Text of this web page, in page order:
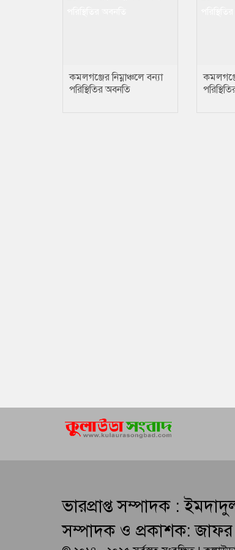
কমলগঞ্জের নিম্নাঞ্চলে বন্যা
পরিস্থিতির অবনতি
ভারপ্রাপ্ত সম্পাদক :
সম্পাদক ও প্রকাশক: